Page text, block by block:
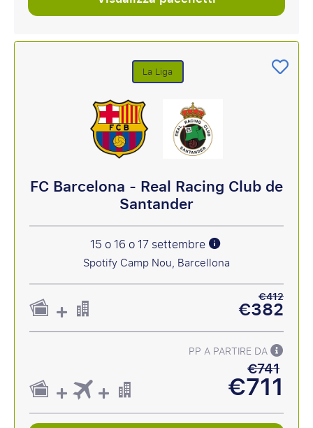
La Liga
FC Barcelona - Real Racing Club de
Santander
15 o 16 o 17 settembre
Spotify Camp Nou, Barcellona
€412
€382
PP A PARTIRE DA
€741
€711